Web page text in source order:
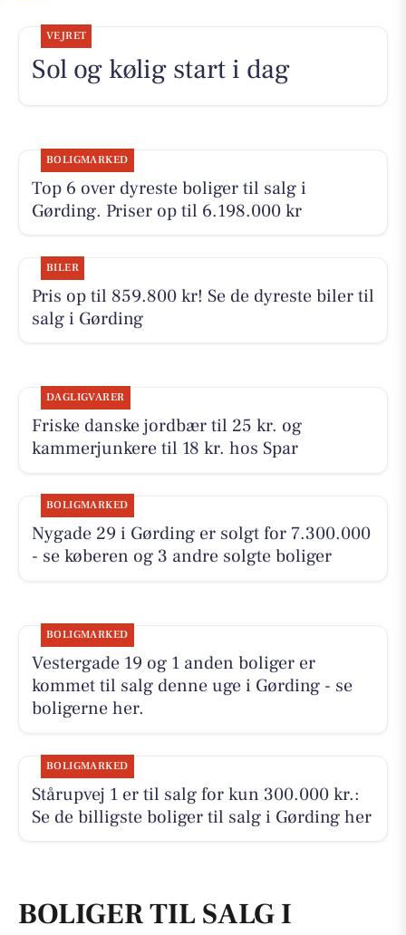
VEJRET
Sol og kølig start i dag
BOLIGMARKED
Top 6 over dyreste boliger til salg i
Gørding. Priser op til 6.198.000 kr
BILER
Pris op til 859.800 kr! Se de dyreste biler til
salg i Gørding
DAGLIGVARER
Friske danske jordbær til 25 kr. og
kammerjunkere til 18 kr. hos Spar
BOLIGMARKED
Nygade 29 i Gørding er solgt for 7.300.000
- se køberen og 3 andre solgte boliger
BOLIGMARKED
Vestergade 19 og 1 anden boliger er
kommet til salg denne uge i Gørding - se
boligerne her.
BOLIGMARKED
Stårupvej 1 er til salg for kun 300.000 kr.:
Se de billigste boliger til salg i Gørding her
BOLIGER TIL SALG I